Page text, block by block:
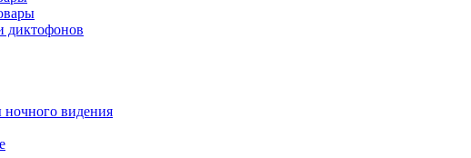
диктофонов
видения